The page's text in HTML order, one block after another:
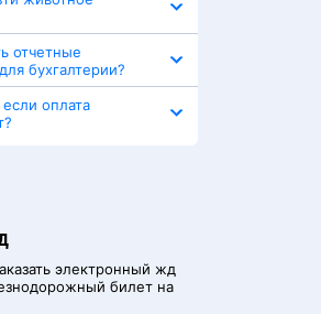
отчетные
бухгалтерии?
оплата
электронный жд
билет на